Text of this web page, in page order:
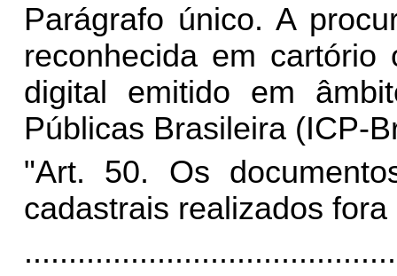
Parágrafo único. A
reconhecida em
digital emitido em
Públicas Brasileira (ICP-
"Art. 50. Os
cadastrais realizados